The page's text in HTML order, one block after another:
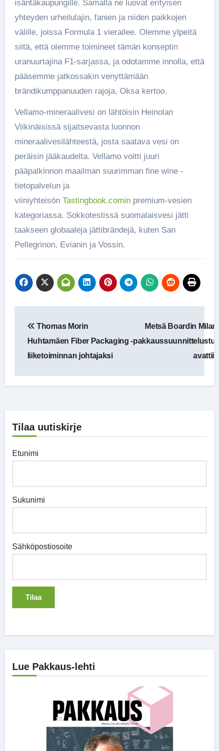
isäntäkaupungille. Samalla ne luovat erityisen
yhteyden urheilulajin, fanien ja niiden paikkojen
välille, joissa Formula 1 vierailee. Olemme ylpeitä
siitä, että olemme toimineet tämän konseptin
uranuurtajina F1-sarjassa, ja odotamme innolla, että
pääsemme jatkossakin venyttämään
brändikumppanuuden rajoja, Oksa kertoo.
Vellamo-mineraalivesi on lähtöisin Heinolan
Viikinäisissä sijaitsevasta luonnon
mineraalivesilähteestä, josta saatava vesi on
peräisin jääkaudelta. Vellamo voitti juuri
pääpalkinnon maailman suurimman fine wine -
tietopalvelun ja
viiniyhteisön Tastingbook.cominpremium-vesien
kategoriassa. Sokkotestissä suomalaisvesi jätti
taakseen globaaleja jättibrändejä, kuten San
Pellegrinon, Evianin ja Vossin.
selaus
Thomas Morin
Huhtamäen Fiber Packaging -
liiketoiminnan johtajaksi
Metsä Boardin
avattiin
Tilaa uutiskirje
Etunimi
Sukunimi
Sähköpostiosoite
Lue Pakkaus-lehti